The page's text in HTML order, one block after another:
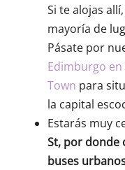
Si te alojas allí,
mayoría de
Pásate por
Edimburgo en
Town para
la capital
Estarás muy
St, por donde
buses